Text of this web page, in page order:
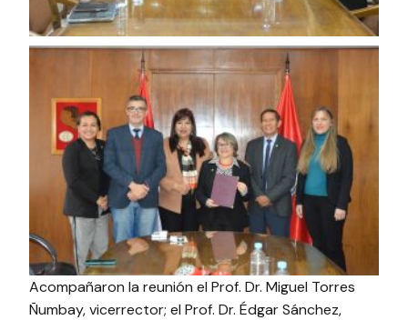
Acompañaron la reunión el Prof. Dr. Miguel Torres
Ñumbay, vicerrector; el Prof. Dr. Édgar Sánchez,